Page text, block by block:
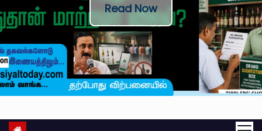
Read Now